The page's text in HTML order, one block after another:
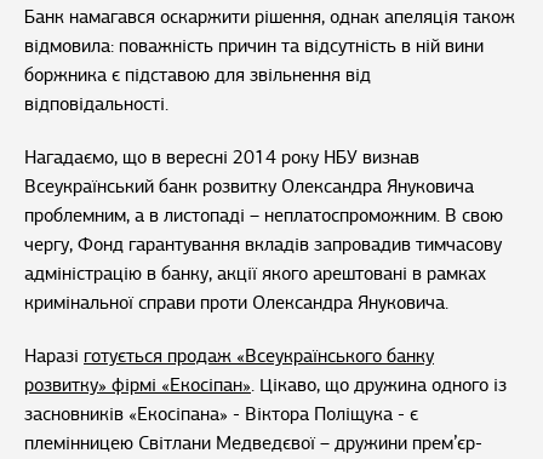
Банк намагався оскаржити рішення, однак апеляція також
відмовила: поважність причин та відсутність в ній вини
боржника є підставою для звільнення від
відповідальності.
Нагадаємо, що в вересні 2014 року НБУ визнав
Всеукраїнський банк розвитку Олександра Януковича
проблемним, а в листопаді – неплатоспроможним. В свою
чергу, Фонд гарантування вкладів запровадив тимчасову
адміністрацію в банку, акції якого арештовані в рамках
кримінальної справи проти Олександра Януковича.
Наразі готується продаж «Всеукраїнського банку
розвитку» фірмі «Екосіпан». Цікаво, що дружина одного із
засновників «Екосіпана» - Віктора Поліщука - є
племінницею Світлани Медведєвої – дружини прем’єр-